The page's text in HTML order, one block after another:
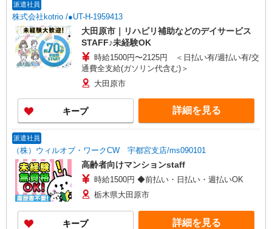
派遣社員
株式会社kotrio /●UT-H-1959413
大田原市｜リハビリ補助などのデイサービス
STAFF♪未経験OK
時給1500円〜2125円 ＜日払い有/週払い有/交
通費全支給(ガソリン代含む)＞
大田原市
キープ 詳細を見る
派遣社員
（株）ウィルオブ・ワークCW 宇都宮支店/ms090101
高齢者向けマンションstaff
時給1500円 ◆前払い・日払い・週払いOK
栃木県大田原市
キープ 詳細を見る